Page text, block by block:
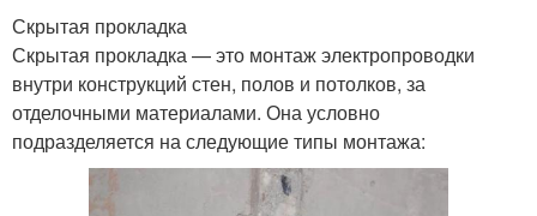
Скрытая прокладка
Скрытая прокладка — это монтаж электропроводки
внутри конструкций стен, полов и потолков, за
отделочными материалами. Она условно
подразделяется на следующие типы монтажа: